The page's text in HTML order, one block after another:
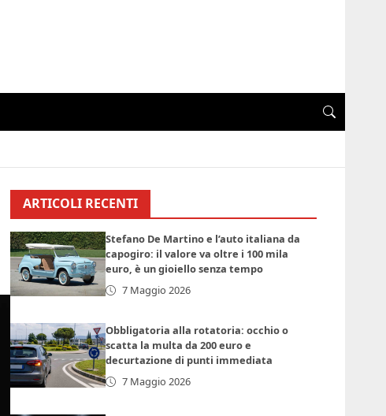
ARTICOLI RECENTI
Stefano De Martino e l’auto italiana da
capogiro: il valore va oltre i 100 mila
euro, è un gioiello senza tempo
7 Maggio 2026
Obbligatoria alla rotatoria: occhio o
scatta la multa da 200 euro e
decurtazione di punti immediata
7 Maggio 2026